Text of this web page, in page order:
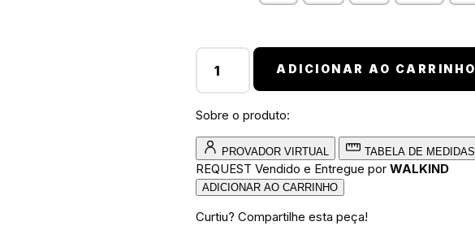
camiseta walkind megrim quantidade
ADICIONAR AO CARRINHO
Sobre o produto:
PROVADOR VIRTUAL TABELA DE MEDIDAS
REQUEST Vendido e Entregue porWALKIND
ADICIONAR AO CARRINHO
Curtiu? Compartilhe esta peça!